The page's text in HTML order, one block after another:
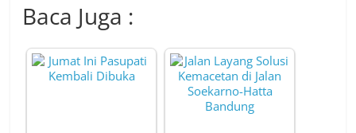
Baca Juga :